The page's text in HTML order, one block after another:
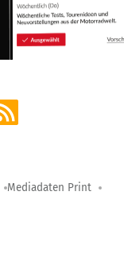
Mediadaten Print